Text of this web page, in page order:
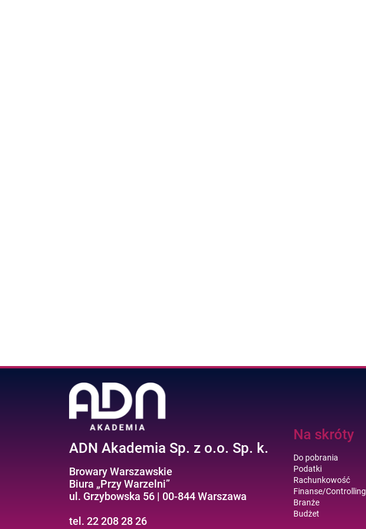
ADN Akademia Sp. z o.o. Sp. k.
Browary Warszawskie
Biura „Przy Warzelni”
ul. Grzybowska 56 | 00-844 Warszawa
tel. 22 208 28 26
Na skróty
Do pobrania
Podatki
Rachunkowość
Finanse/Controlling
Branże
Budżet